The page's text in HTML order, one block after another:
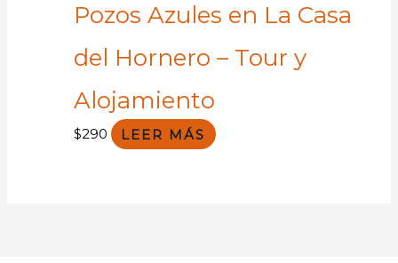
Pozos Azules en La Casa
del Hornero – Tour y
Alojamiento
$290 LEER MÁS